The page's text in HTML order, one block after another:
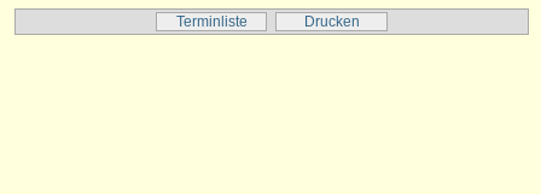
Terminliste Drucken